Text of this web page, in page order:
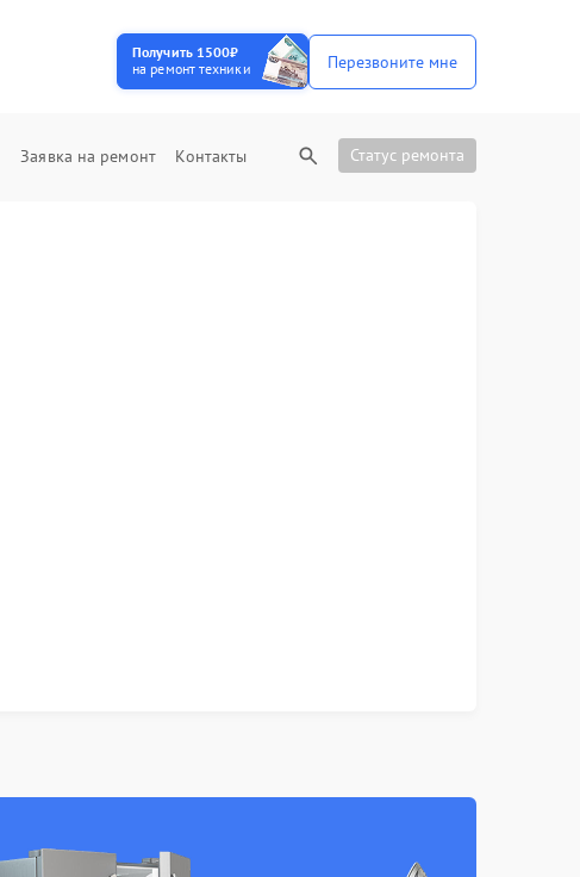
Получить 1500₽
на ремонт техники
Перезвоните мне
Заявка на ремонт Контакты Статус ремонта